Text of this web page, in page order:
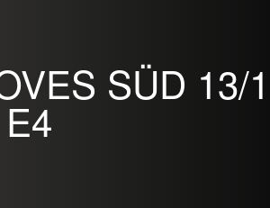
SÜD 13/